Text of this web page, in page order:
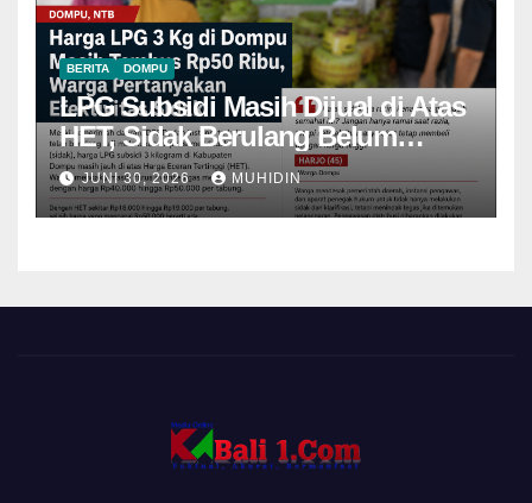
BERITA DOMPU
LPG Subsidi Masih Dijual di Atas
HET, Sidak Berulang Belum
Mampu Menekan Harga
JUNI 30, 2026 MUHIDIN